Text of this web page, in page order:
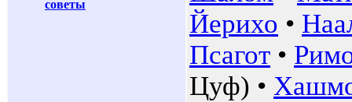
советы
Йерихо •
Псагот •
Цуф) •